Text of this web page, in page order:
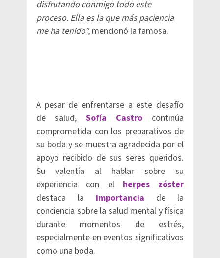
disfrutando conmigo todo este
proceso. Ella es la que más paciencia
me ha tenido", mencionó la famosa.
A pesar de enfrentarse a este desafío
de salud, Sofía Castro continúa
comprometida con los preparativos de
su boda y se muestra agradecida por el
apoyo recibido de sus seres queridos.
Su valentía al hablar sobre su
experiencia con el herpes zóster
destaca la importancia de la
conciencia sobre la salud mental y física
durante momentos de estrés,
especialmente en eventos significativos
como una boda.